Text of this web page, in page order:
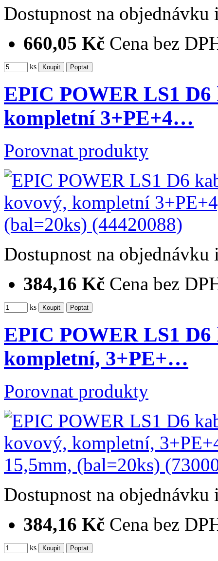
Dostupnost na objednávku
660,05 Kč Cena bez
ks
EPIC POWER LS1
kompletní 3+PE+4…
Porovnat produkty
Dostupnost na objednávku
384,16 Kč Cena bez
ks
EPIC POWER LS1
kompletní, 3+PE+…
Porovnat produkty
Dostupnost na objednávku
384,16 Kč Cena bez
ks